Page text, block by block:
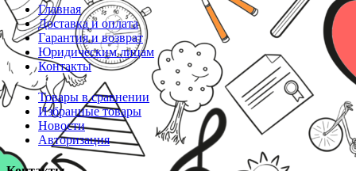
Главная
Доставка и оплата
Гарантия и возврат
Юридическим лицам
Контакты
Товары в сравнении
Избранные товары
Новости
Авторизация